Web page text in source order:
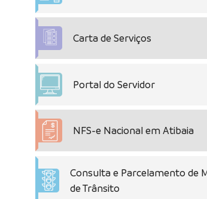
Carta de Serviços
Portal do Servidor
NFS-e Nacional em Atibaia
Consulta e Parcelamento de
de Trânsito